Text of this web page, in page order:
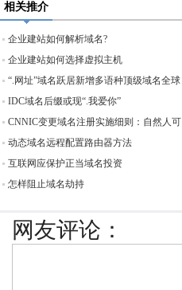
相关推介
企业建站如何解析域名?
企业建站如何选择虚拟主机
“.网址”域名跃居新增多语种顶级域名全球
IDC域名后缀或现“.我爱你”
CNNIC变更域名注册实施细则：自然人可
动态域名远程配置路由器方法
互联网应保护正当域名投资
怎样阻止域名劫持
网友评论：